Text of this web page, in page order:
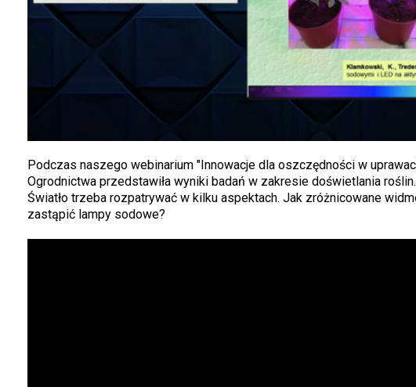
Podczas naszego webinarium "Innowacje dla oszczędności w
Ogrodnictwa przedstawiła wyniki badań w zakresie doświetlania roślin.
Światło trzeba rozpatrywać w kilku aspektach. Jak zróżnicowane
zastąpić lampy sodowe?